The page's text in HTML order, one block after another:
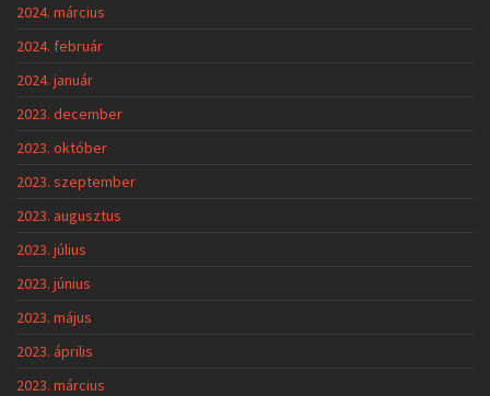
2024. március
2024. február
2024. január
2023. december
2023. október
2023. szeptember
2023. augusztus
2023. július
2023. június
2023. május
2023. április
2023. március